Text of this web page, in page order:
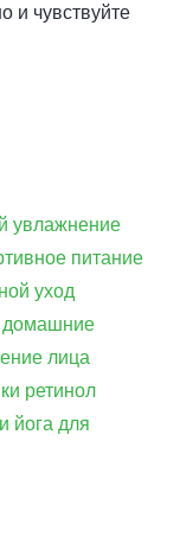
и чувствуйте
увлажнение
питание
уход
домашние
лица
ретинол
йога для